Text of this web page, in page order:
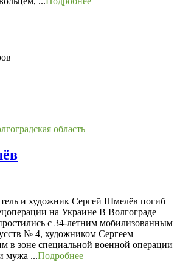
область
и художник Сергей Шмелёв погиб
на Украине В Волгограде
с 34-летним мобилизованным
№ 4, художником Сергеем
зоне специальной военной операции
мужа ...Подробнее